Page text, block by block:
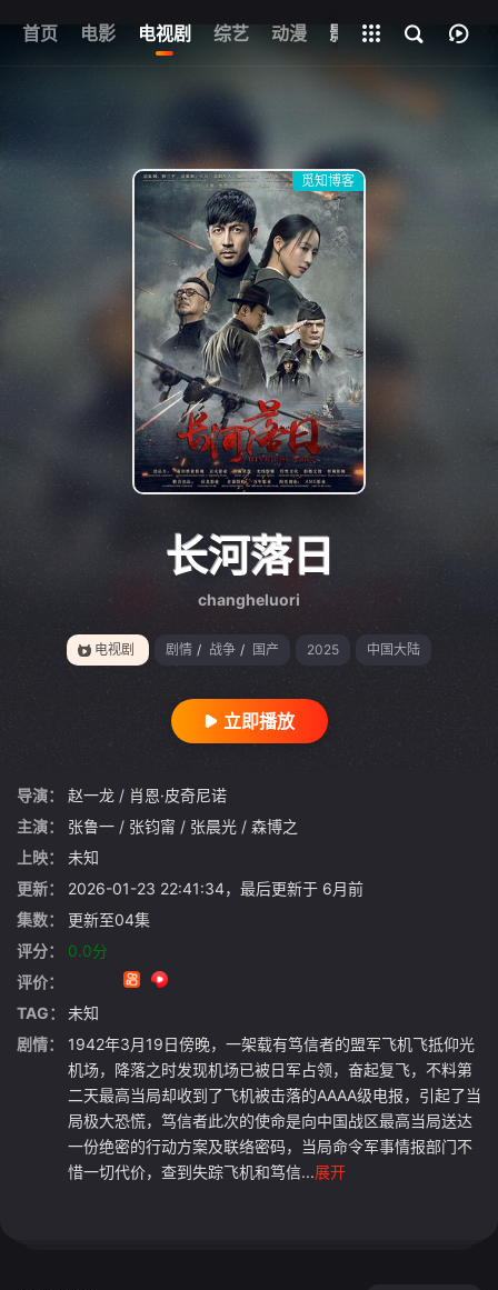
首页 电影 电视剧 综艺 动漫 影视
全部影片
gt 0"}
觅知博客
长河落日
changheluori
电视剧 剧情 / 战争 / 国产 2025 中国大陆
立即播放
导演： 赵一龙 / 肖恩·皮奇尼诺
主演：
张鲁一 / 张钧甯 / 张晨光 / 森博之
上映：
未知
更新：
2026-01-23 22:41:34，最后更新于 6月前
集数：
更新至04集
评分：
0.0分
评价：
TAG：
未知
剧情：
1942年3月19日傍晚，一架载有笃信者的盟军飞机飞抵仰光
机场，降落之时发现机场已被日军占领，奋起复飞，不料第
二天最高当局却收到了飞机被击落的AAAA级电报，引起了当
局极大恐慌，笃信者此次的使命是向中国战区最高当局送达
一份绝密的行动方案及联络密码，当局命令军事情报部门不
惜一切代价，查到失踪飞机和笃信...展开